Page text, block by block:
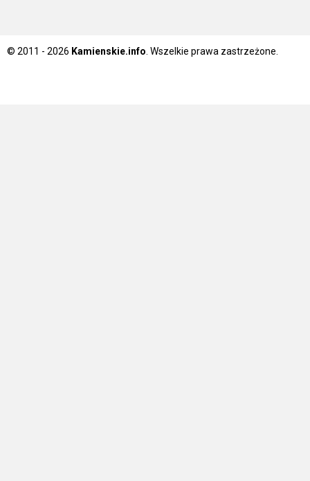
© 2011 - 2026 Kamienskie.info . Wszelkie prawa zastrzeżone.